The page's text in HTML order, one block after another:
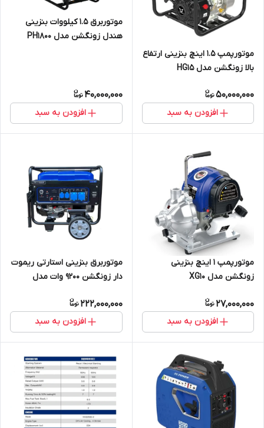
موتورپمپ 1.5 اینچ بنزینی ارتفاع
بالا زونگشن مدل HG15
50,000,000
افزودن به سبد
موتوربرق 1.5 کیلووات بنزینی
هندل زونگشن مدل PH1800
40,000,000
افزودن به سبد
موتورپمپ 1 اینچ بنزینی
زونگشن مدل XG10
27,000,000
افزودن به سبد
موتوربرق بنزینی استارتی ریموت
دار زونگشن 9200 وات مدل
222,000,000
افزودن به سبد